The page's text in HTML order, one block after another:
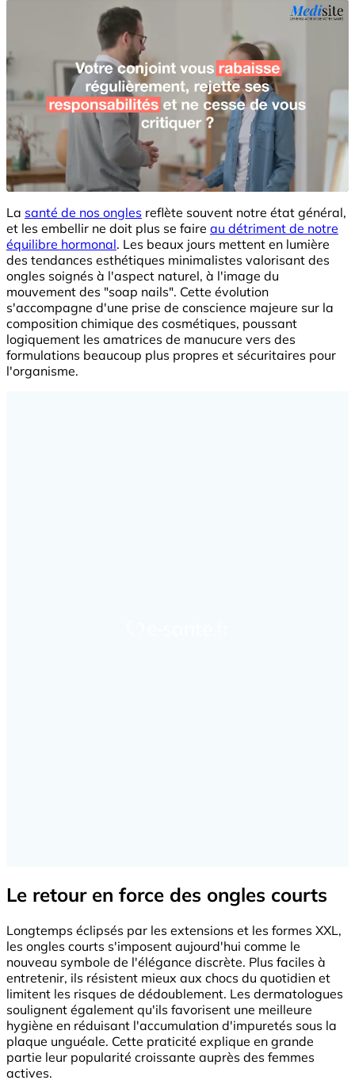
La santé de nos ongles reflète souvent notre état général,
et les embellir ne doit plus se faire au détriment de notre
équilibre hormonal. Les beaux jours mettent en lumière
des tendances esthétiques minimalistes valorisant des
ongles soignés à l'aspect naturel, à l'image du
mouvement des "soap nails". Cette évolution
s'accompagne d'une prise de conscience majeure sur la
composition chimique des cosmétiques, poussant
logiquement les amatrices de manucure vers des
formulations beaucoup plus propres et sécuritaires pour
l'organisme.
Le retour en force des ongles courts
Longtemps éclipsés par les extensions et les formes XXL,
les ongles courts s'imposent aujourd'hui comme le
nouveau symbole de l'élégance discrète. Plus faciles à
entretenir, ils résistent mieux aux chocs du quotidien et
limitent les risques de dédoublement. Les dermatologues
soulignent également qu'ils favorisent une meilleure
hygiène en réduisant l'accumulation d'impuretés sous la
plaque unguéale. Cette praticité explique en grande
partie leur popularité croissante auprès des femmes
actives.